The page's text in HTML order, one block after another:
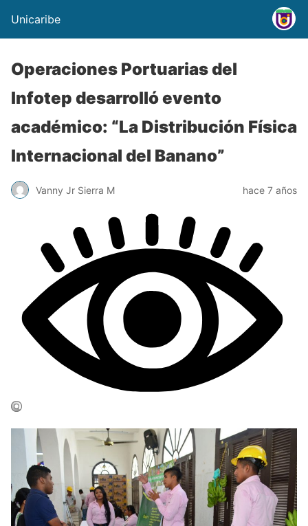
Unicaribe
Operaciones Portuarias del
Infotep desarrolló evento
académico: “La Distribución Física
Internacional del Banano”
Vanny Jr Sierra M hace 7 años